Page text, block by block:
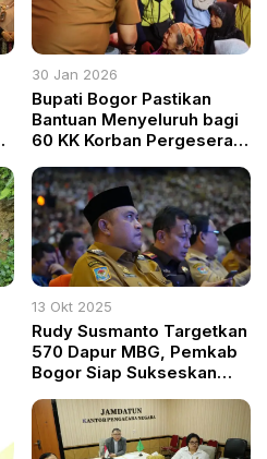
30 Jan 2026
Bupati Bogor Pastikan
Bantuan Menyeluruh bagi
60 KK Korban Pergeseran
13 Okt 2025
Rudy Susmanto Targetkan
570 Dapur MBG, Pemkab
Bogor Siap Sukseskan